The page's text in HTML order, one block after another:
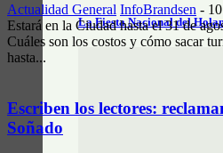
La Fiesta Nacional del
Actualidad General InfoBrandsen -
Estará en la Ciudad hasta el 31 de
Cuáles son los costos y cómo sacar
hasta...
Escriben los lectores:
Soñado